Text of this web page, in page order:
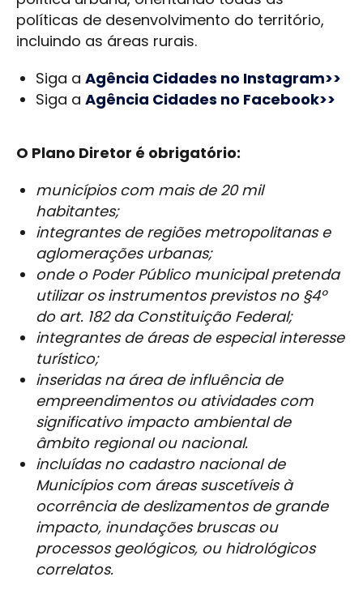
políticas de desenvolvimento do território,
incluindo as áreas rurais.
Siga a Agência Cidades no Instagram>>
Siga a Agência Cidades no Facebook>>
O Plano Diretor é obrigatório:
municípios com mais de 20 mil
habitantes;
integrantes de regiões metropolitanas e
aglomerações urbanas;
onde o Poder Público municipal pretenda
utilizar os instrumentos previstos no §4º
do art. 182 da Constituição Federal;
integrantes de áreas de especial interesse
turístico;
inseridas na área de influência de
empreendimentos ou atividades com
significativo impacto ambiental de
âmbito regional ou nacional.
incluídas no cadastro nacional de
Municípios com áreas suscetíveis à
ocorrência de deslizamentos de grande
impacto, inundações bruscas ou
processos geológicos, ou hidrológicos
correlatos.